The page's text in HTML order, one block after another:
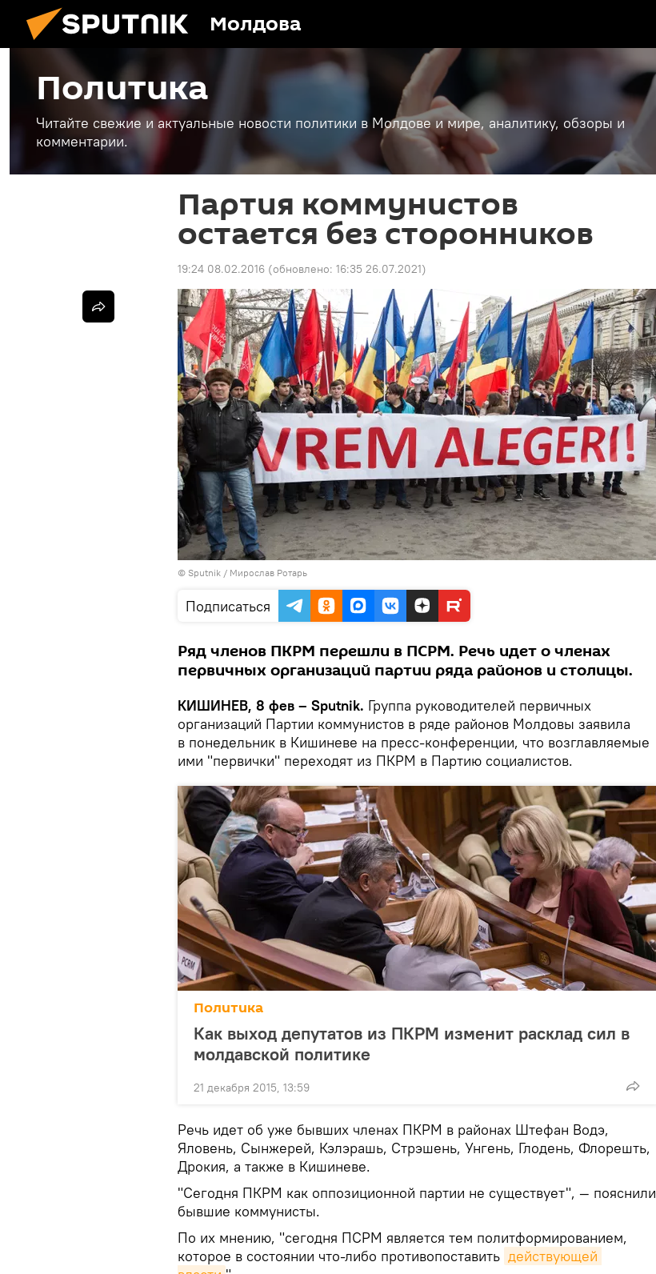
Молдова
Политика
Читайте свежие и актуальные новости политики в Молдове и мире, аналитику, обзоры и
комментарии.
Партия коммунистов
остается без сторонников
19:24 08.02.2016 (обновлено: 16:35 26.07.2021)
© Sputnik / Мирослав Ротарь
Подписаться
Ряд членов ПКРМ перешли в ПСРМ. Речь идет о членах
первичных организаций партии ряда районов и столицы.
КИШИНЕВ, 8 фев – Sputnik. Группа руководителей первичных
организаций Партии коммунистов в ряде районов Молдовы заявила
в понедельник в Кишиневе на пресс-конференции, что возглавляемые
ими "первички" переходят из ПКРМ в Партию социалистов.
Политика
Как выход депутатов из ПКРМ изменит расклад сил в
молдавской политике
21 декабря 2015, 13:59
Речь идет об уже бывших членах ПКРМ в районах Штефан Водэ,
Яловень, Сынжерей, Кэлэрашь, Стрэшень, Унгень, Глодень, Флорешть,
Дрокия, а также в Кишиневе.
"Сегодня ПКРМ как оппозиционной партии не существует", — пояснили
бывшие коммунисты.
По их мнению, "сегодня ПСРМ является тем политформированием,
которое в состоянии что-либо противопоставить действующей